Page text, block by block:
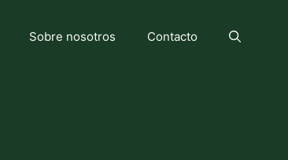
Sobre nosotros Contacto